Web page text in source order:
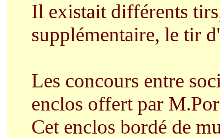
Il existait différents
supplémentaire, le tir
Les concours entre
enclos offert par
Cet enclos bordé de